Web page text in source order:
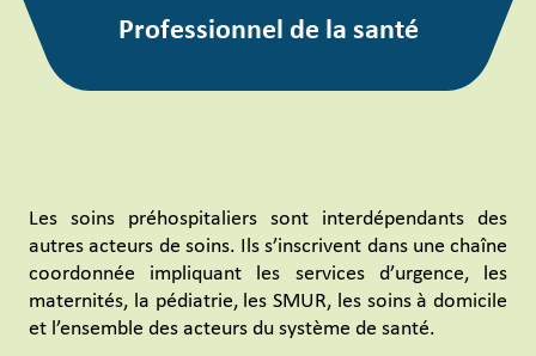
Professionnel de la santé
Les soins préhospitaliers sont interdépendants des
autres acteurs de soins. Ils s’inscrivent dans une chaîne
coordonnée impliquant les services d’urgence, les
maternités, la pédiatrie, les SMUR, les soins à domicile
et l’ensemble des acteurs du système de santé.